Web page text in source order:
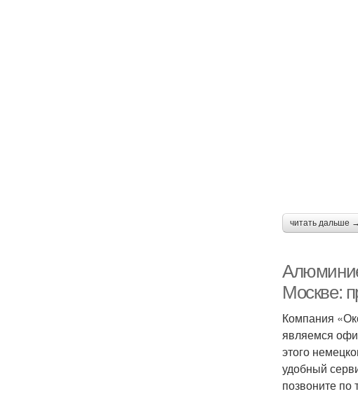
читать дальше →
Москве:
Компания
являемся
этого
удобный
позвоните